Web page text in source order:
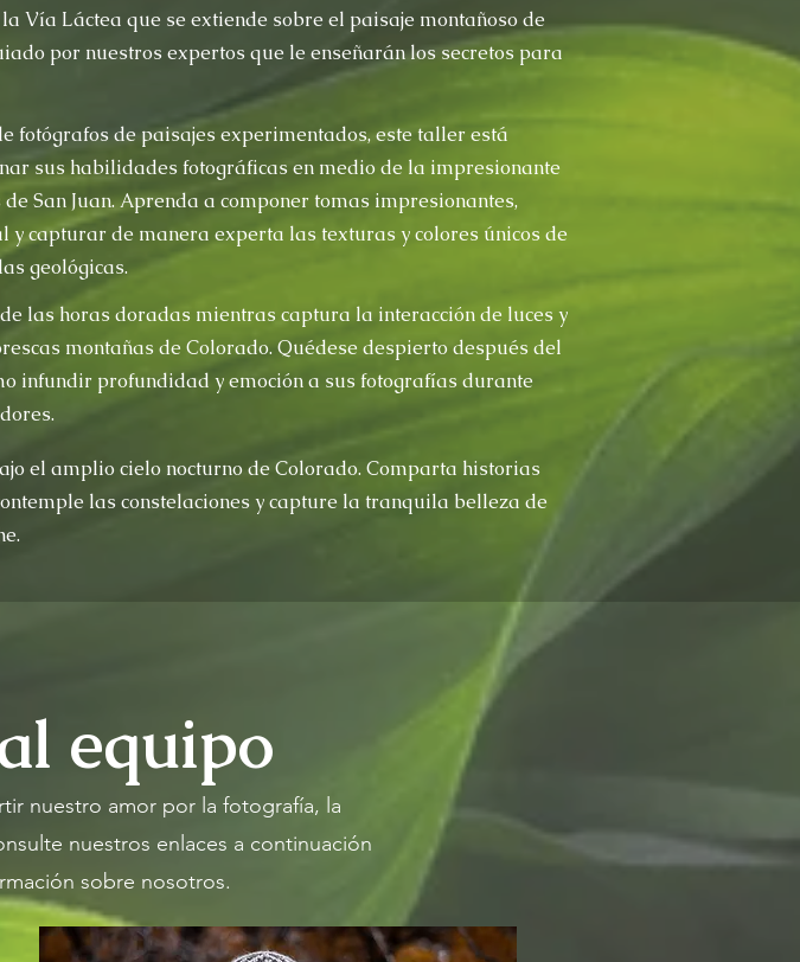
Vía Láctea que se extiende sobre el paisaje montañoso de
por nuestros expertos que le enseñarán los secretos para
fotógrafos de paisajes experimentados, este taller está
sus habilidades fotográficas en medio de la impresionante
San Juan. Aprenda a componer tomas impresionantes,
y capturar de manera experta las texturas y colores únicos de
geológicas.
las horas doradas mientras captura la interacción de luces y
montañas de Colorado. Quédese despierto después del
infundir profundidad y emoción a sus fotografías durante
el amplio cielo nocturno de Colorado. Comparta historias
las constelaciones y capture la tranquila belleza de
equipo
nuestro amor por la fotografía, la
nuestros enlaces a continuación
sobre nosotros.